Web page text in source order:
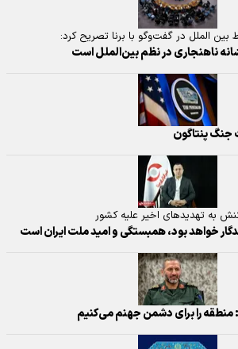
بین الملل در گفت‌وگو با برنا تصریح کرد:
ناهنجاری در نظم بین‌الملل است
جنگ پنتاگون
به تهدیدهای اخیر علیه کشور
خواهد بود، همبستگی و امید ملت ایران است
منطقه را برای دشمن جهنم می‌کنیم